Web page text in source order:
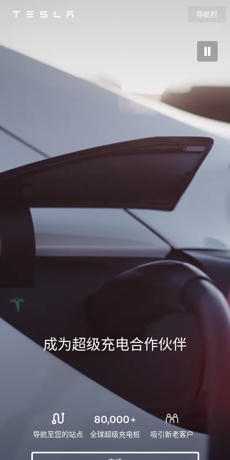
Tesla 导航栏
成为超级充电合作伙伴
导航至您的站点
80,000 +
全球超级充电桩 吸引新老客户